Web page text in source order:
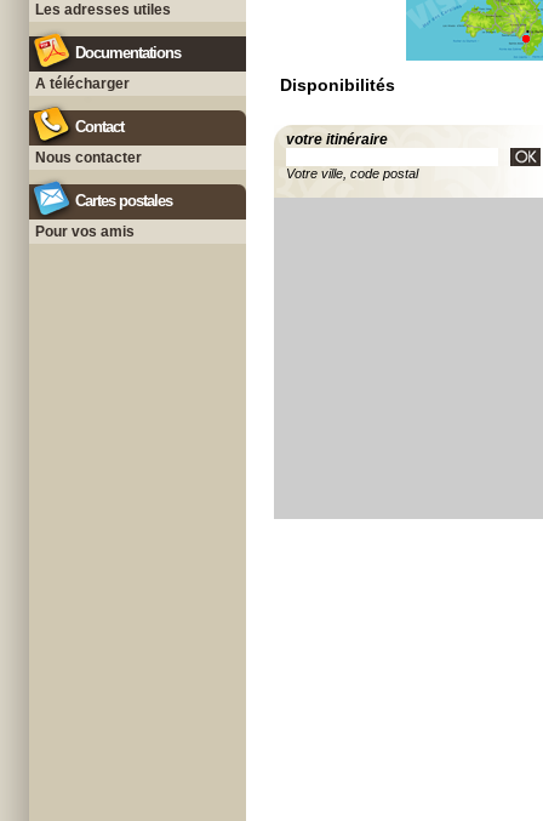
Les adresses utiles
Documentations
A télécharger
Contact
Nous contacter
Cartes postales
Pour vos amis
Disponibilités
votre itinéraire
Votre ville, code postal